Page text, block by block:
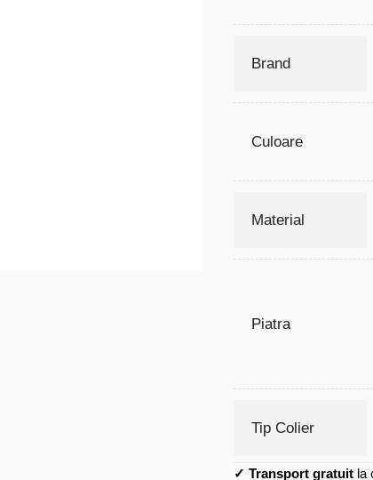
Brand
Culoare
Material
Piatra
Tip Colier
✓ Transport gratuit la